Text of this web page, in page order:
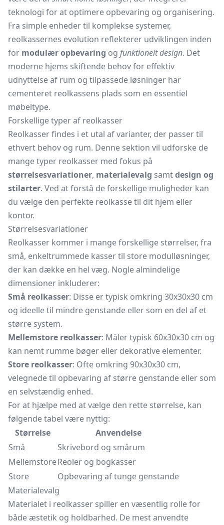
teknologi for at optimere opbevaring og organisering.
Fra simple enheder til komplekse systemer,
reolkassernes evolution reflekterer udviklingen inden
for modulær opbevaring og funktionelt design. Det
moderne hjems skiftende behov for effektiv
udnyttelse af rum og tilpassede løsninger har
cementeret reolkassens plads som en essentiel
møbeltype.
Forskellige typer af reolkasser
Reolkasser findes i et utal af varianter, der passer til
ethvert behov og rum. Denne sektion vil udforske de
mange typer reolkasser med fokus på
størrelsesvariationer, materialevalg samtdesign og
stilarter. Ved at forstå de forskellige muligheder kan
du vælge den perfekte reolkasse til dit hjem eller
kontor.
Størrelsesvariationer
Reolkasser kommer i mange forskellige størrelser, fra
små, enkeltrummede kasser til store modulløsninger,
der kan dække en hel væg. Nogle almindelige
dimensioner inkluderer:
Små reolkasser: Disse er typisk omkring 30x30x30 cm
og ideelle til mindre genstande eller som en del af et
større system.
Mellemstore reolkasser: Måler typisk 60x30x30 cm og
kan nemt rumme bøger eller dekorative elementer.
Store reolkasser: Ofte omkring 90x30x30 cm,
velegnede til opbevaring af større genstande eller som
en selvstændig enhed.
For at hjælpe med at vælge den rette størrelse, kan
følgende tabel være nyttig:
Størrelse
Anvendelse
Små
Skrivebord og smårum
MellemstoreReoler og bogkasser
Store
Opbevaring af tunge genstande
Materialevalg
Materialet i reolkasser spiller en væsentlig rolle for
både æstetik og holdbarhed. De mest anvendte